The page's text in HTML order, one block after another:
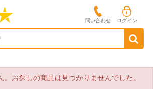
問い合わせ ログイン
。お探しの商品は見つかりませんでした。